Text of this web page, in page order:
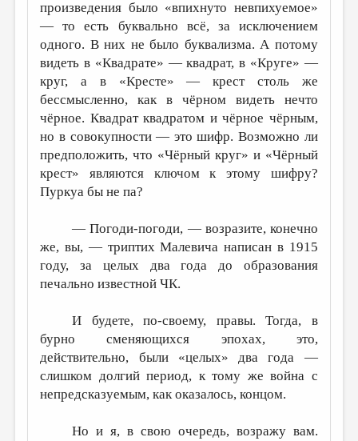
произведения было «впихнуто невпихуемое»
— то есть буквально всё, за исключением
одного. В них не было буквализма. А потому
видеть в «Квадрате» — квадрат, в «Круге» —
круг, а в «Кресте» — крест столь же
бессмысленно, как в чёрном видеть нечто
чёрное. Квадрат квадратом и чёрное чёрным,
но в совокупности — это шифр. Возможно ли
предположить, что «Чёрный круг» и «Чёрный
крест» являются ключом к этому шифру?
Пуркуа бы не па?
— Погоди-погоди, — возразите, конечно
же, вы, — триптих Малевича написан в 1915
году, за целых два года до образования
печально известной ЧК.
И будете, по-своему, правы. Тогда, в
бурно сменяющихся эпохах, это,
действительно, были «целых» два года —
слишком долгий период, к тому же война с
непредсказуемым, как оказалось, концом.
Но и я, в свою очередь, возражу вам.